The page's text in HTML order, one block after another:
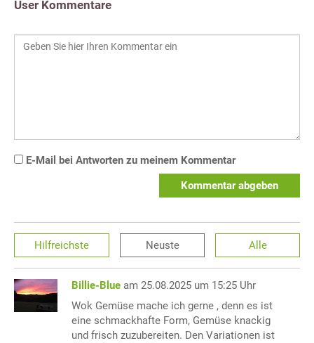
User Kommentare
E-Mail bei Antworten zu meinem Kommentar
Kommentar abgeben
Hilfreichste Neuste Alle
Billie-Blue am 25.08.2025 um 15:25 Uhr
Wok Gemüse mache ich gerne , denn es ist
eine schmackhafte Form, Gemüse knackig
und frisch zuzubereiten. Den Variationen ist